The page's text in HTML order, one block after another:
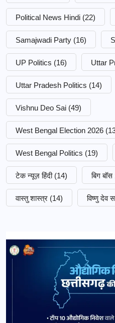
Political News Hindi (22)
Samajwadi Party (16)
UP Politics (16) Uttar
Uttar Pradesh Politics (14)
Vishnu Deo Sai (49)
West Bengal Election 2026
West Bengal Politics (19)
टेक न्यूज़ हिंदी (14) बिग
वास्तु शास्त्र (14) विष्णु देव